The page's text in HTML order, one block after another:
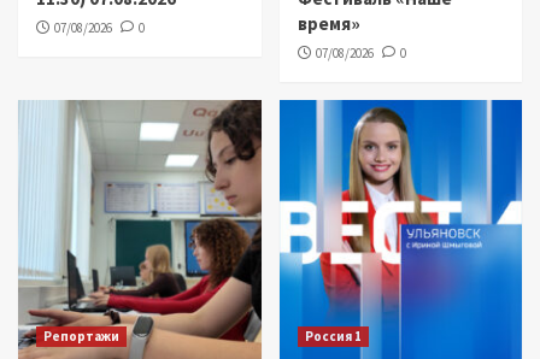
07/08/2026 0
время»
07/08/2026 0
Репортажи Россия 1